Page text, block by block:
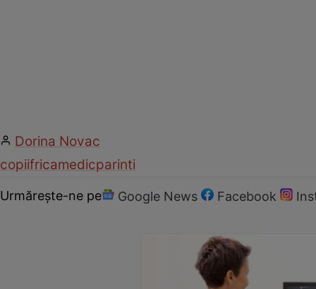
Dorina Novac
copiifricamedicparinti
Urmărește-ne pe Google News Facebook